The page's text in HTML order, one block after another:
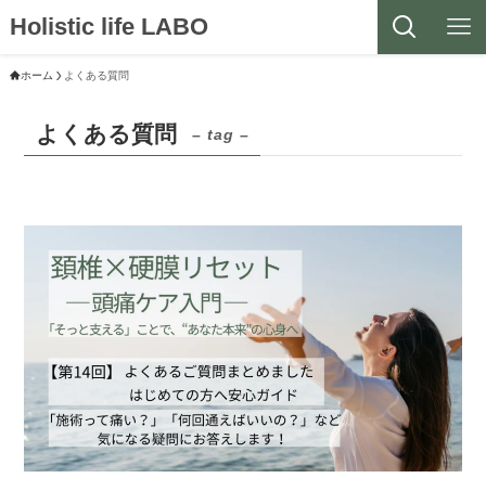
Holistic life LABO
ホーム よくある質問
よくある質問 – tag –